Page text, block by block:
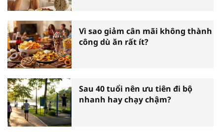
Vì sao giảm cân mãi không thành
công dù ăn rất ít?
Sau 40 tuổi nên ưu tiên đi bộ
nhanh hay chạy chậm?